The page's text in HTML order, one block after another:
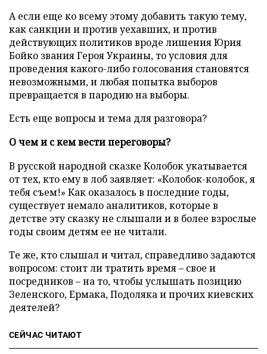
А если еще ко всему этому добавить такую тему,
как санкции и против уехавших, и против
действующих политиков вроде лишения Юрия
Бойко звания Героя Украины, то условия для
проведения какого-либо голосования становятся
невозможными, и любая попытка выборов
превращается в пародию на выборы.
Есть еще вопросы и тема для разговора?
О чем и с кем вести переговоры?
В русской народной сказке Колобок укатывается
от тех, кто ему в лоб заявляет: «Колобок-колобок, я
тебя съем!» Как оказалось в последние годы,
существует немало аналитиков, которые в
детстве эту сказку не слышали и в более взрослые
годы своим детям ее не читали.
Те же, кто слышал и читал, справедливо задаются
вопросом: стоит ли тратить время – свое и
посредников – на то, чтобы услышать позицию
Зеленского, Ермака, Подоляка и прочих киевских
деятелей?
СЕЙЧАС ЧИТАЮТ